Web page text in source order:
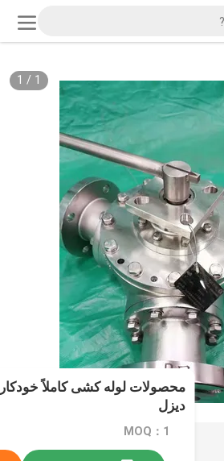
1
/
1
محصولات لوله کشی کاملاً
دیزل
MOQ：1